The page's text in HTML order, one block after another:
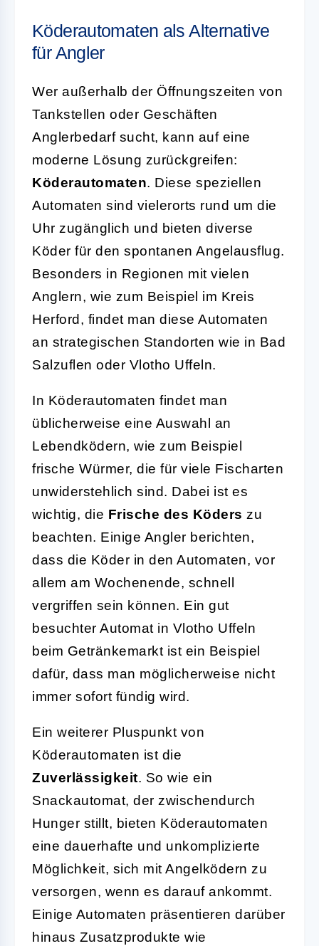
Köderautomaten als Alternative
für Angler
Wer außerhalb der Öffnungszeiten von
Tankstellen oder Geschäften
Anglerbedarf sucht, kann auf eine
moderne Lösung zurückgreifen:
Köderautomaten. Diese speziellen
Automaten sind vielerorts rund um die
Uhr zugänglich und bieten diverse
Köder für den spontanen Angelausflug.
Besonders in Regionen mit vielen
Anglern, wie zum Beispiel im Kreis
Herford, findet man diese Automaten
an strategischen Standorten wie in Bad
Salzuflen oder Vlotho Uffeln.
In Köderautomaten findet man
üblicherweise eine Auswahl an
Lebendködern, wie zum Beispiel
frische Würmer, die für viele Fischarten
unwiderstehlich sind. Dabei ist es
wichtig, die Frische des Köders zu
beachten. Einige Angler berichten,
dass die Köder in den Automaten, vor
allem am Wochenende, schnell
vergriffen sein können. Ein gut
besuchter Automat in Vlotho Uffeln
beim Getränkemarkt ist ein Beispiel
dafür, dass man möglicherweise nicht
immer sofort fündig wird.
Ein weiterer Pluspunkt von
Köderautomaten ist die
Zuverlässigkeit. So wie ein
Snackautomat, der zwischendurch
Hunger stillt, bieten Köderautomaten
eine dauerhafte und unkomplizierte
Möglichkeit, sich mit Angelködern zu
versorgen, wenn es darauf ankommt.
Einige Automaten präsentieren darüber
hinaus Zusatzprodukte wie